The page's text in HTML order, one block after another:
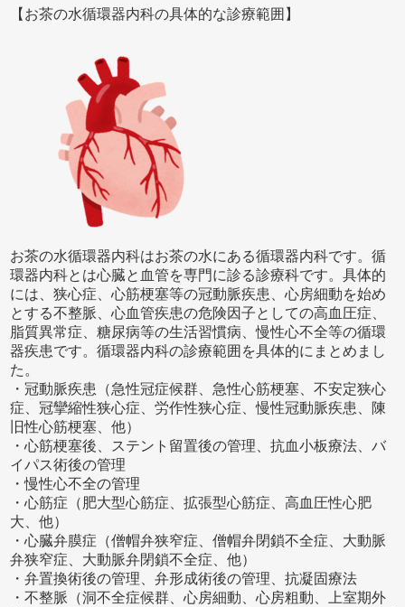
【お茶の水循環器内科の具体的な診療範囲】
お茶の水循環器内科はお茶の水にある循環器内科です。循
環器内科とは心臓と血管を専門に診る診療科です。具体的
には、狭心症、心筋梗塞等の冠動脈疾患、心房細動を始め
とする不整脈、心血管疾患の危険因子としての高血圧症、
脂質異常症、糖尿病等の生活習慣病、慢性心不全等の循環
器疾患です。循環器内科の診療範囲を具体的にまとめまし
た。
・冠動脈疾患（急性冠症候群、急性心筋梗塞、不安定狭心
症、冠攣縮性狭心症、労作性狭心症、慢性冠動脈疾患、陳
旧性心筋梗塞、他）
・心筋梗塞後、ステント留置後の管理、抗血小板療法、バ
イパス術後の管理
・慢性心不全の管理
・心筋症（肥大型心筋症、拡張型心筋症、高血圧性心肥
大、他）
・心臓弁膜症（僧帽弁狭窄症、僧帽弁閉鎖不全症、大動脈
弁狭窄症、大動脈弁閉鎖不全症、他）
・弁置換術後の管理、弁形成術後の管理、抗凝固療法
・不整脈（洞不全症候群、心房細動、心房粗動、上室期外